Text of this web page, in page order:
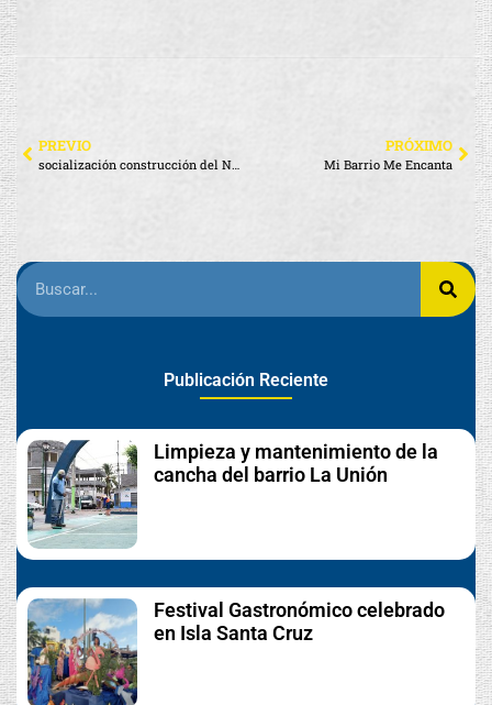
PREVIO PRÓXIMO
Mi Barrio Me Encanta
Publicación Reciente
Limpieza y mantenimiento de la
cancha del barrio La Unión
Festival Gastronómico celebrado
en Isla Santa Cruz